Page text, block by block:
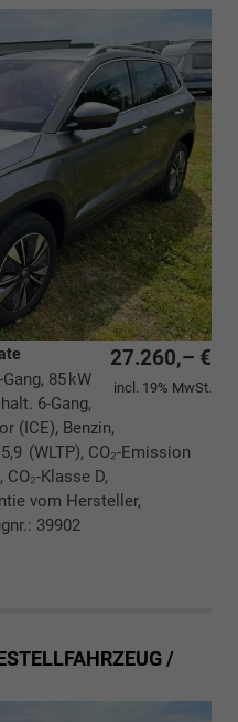
27.260,– €
incl. 19% MwSt.
85 kW
6-Gang,
(ICE), Benzin,
(WLTP), CO₂-Emission
Klasse D,
vom Hersteller,
39902
/